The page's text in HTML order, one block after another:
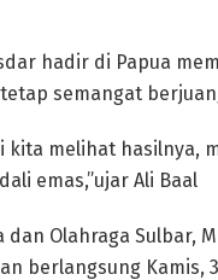
hadir di Papua
semangat
kita melihat hasilnya,
emas,”ujar Ali Baal
dan Olahraga Sulbar,
berlangsung Kamis,